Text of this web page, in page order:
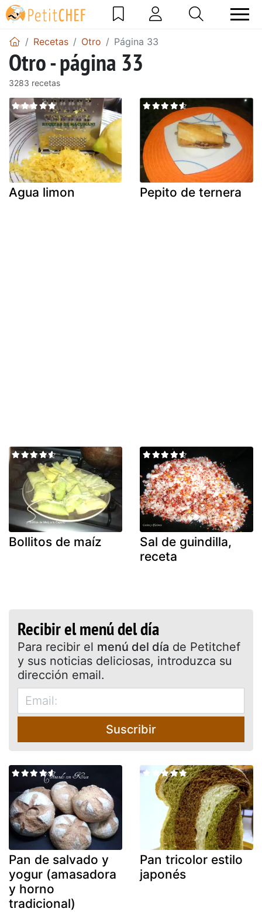
Recetas Otro Página 33
Otro - página 33
3283 recetas
Agua limon Pepito de ternera
Bollitos de maíz
Sal de guindilla,
receta
Recibir el menú del día
Para recibir el menú del día de Petitchef
y sus noticias deliciosas, introduzca su
dirección email.
Suscribir
Pan de salvado y
yogur (amasadora
y horno
tradicional)
Pan tricolor estilo
japonés